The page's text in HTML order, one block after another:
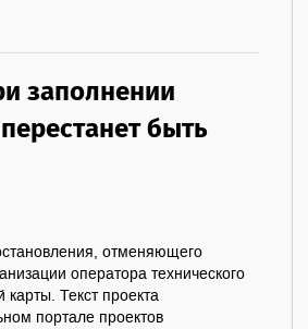
заполнении
быть
отменяющего
оператора технического
Текст проекта
портале проектов